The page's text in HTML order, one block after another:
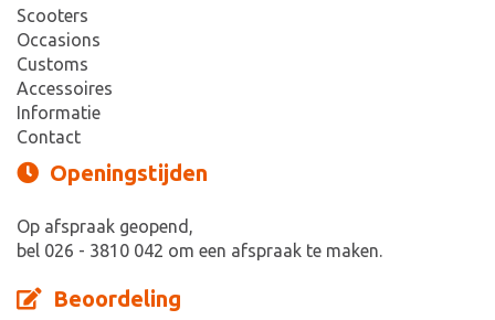
Scooters
Occasions
Customs
Accessoires
Informatie
Contact
Openingstijden
Op afspraak geopend,
bel 026 - 3810 042 om een afspraak te maken.
Beoordeling